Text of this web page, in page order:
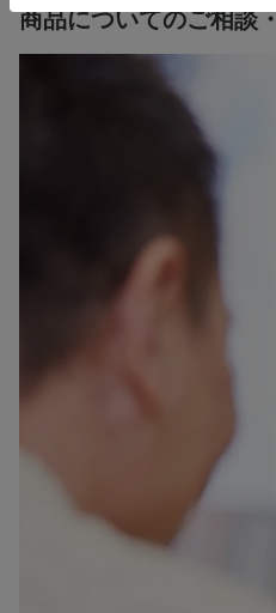
商品についてのご相談